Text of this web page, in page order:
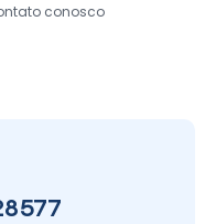
conosco